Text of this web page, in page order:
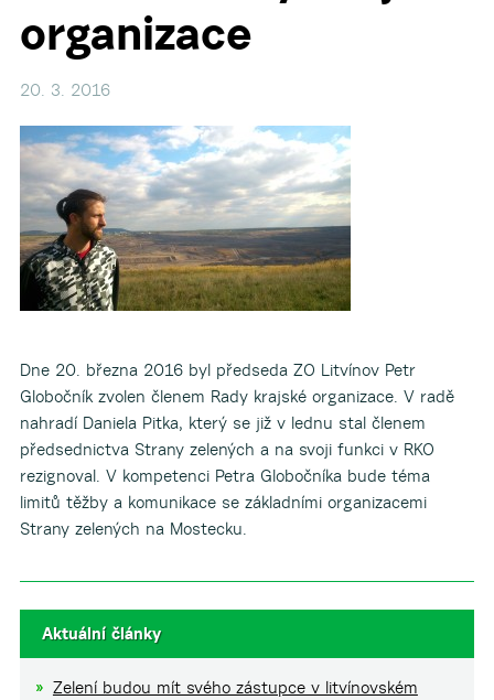
organizace
20. 3. 2016
Dne 20. března 2016 byl předseda ZO Litvínov Petr
Globočník zvolen členem Rady krajské organizace. V radě
nahradí Daniela Pitka, který se již v lednu stal členem
předsednictva Strany zelených a na svoji funkci v RKO
rezignoval. V kompetenci Petra Globočníka bude téma
limitů těžby a komunikace se základními organizacemi
Strany zelených na Mostecku.
Aktuální články
Zelení budou mít svého zástupce v litvínovském